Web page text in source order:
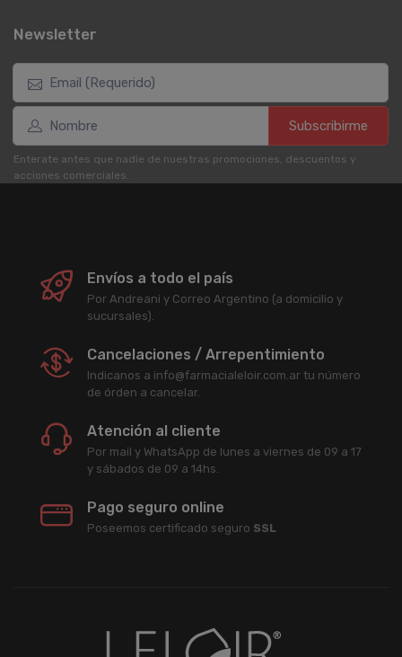
Newsletter
Subscribirme
Enterate antes que nadie de nuestras promociones, descuentos y
acciones comerciales.
Envíos a todo el país
Por Andreani y Correo Argentino (a domicilio y
sucursales).
Cancelaciones / Arrepentimiento
Indicanos a info@farmacialeloir.com.ar tu número
de órden a cancelar.
Atención al cliente
Por mail y WhatsApp de lunes a viernes de 09 a 17
y sábados de 09 a 14hs.
Pago seguro online
Poseemos certificado seguro SSL